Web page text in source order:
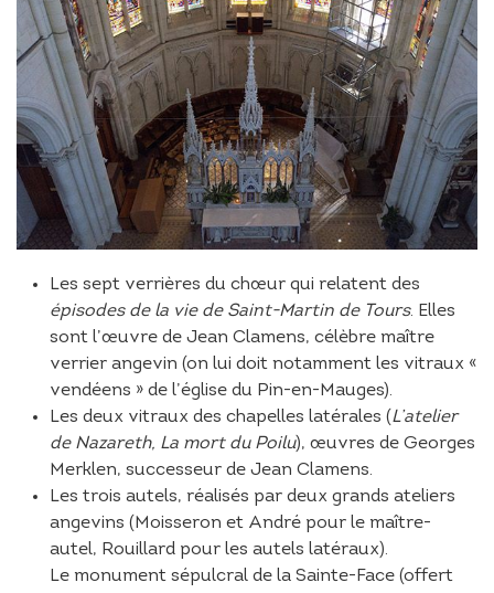
Les sept verrières du chœur qui relatent des
épisodes de la vie de Saint-Martin de Tours. Elles
sont l’œuvre de Jean Clamens, célèbre maître
verrier angevin (on lui doit notamment les vitraux «
vendéens » de l’église du Pin-en-Mauges).
Les deux vitraux des chapelles latérales (L’atelier
de Nazareth, La mort du Poilu), œuvres de Georges
Merklen, successeur de Jean Clamens.
Les trois autels, réalisés par deux grands ateliers
angevins (Moisseron et André pour le maître-
autel, Rouillard pour les autels latéraux).
Le monument sépulcral de la Sainte-Face (offert